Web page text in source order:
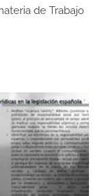
de Trabajo